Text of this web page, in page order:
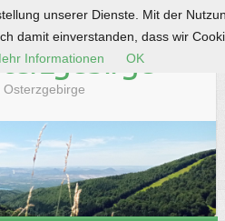
unserer Dienste. Mit der
damit einverstanden, dass wir
Informationen OK